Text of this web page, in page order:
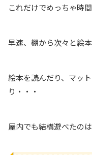
これだけでめっちゃ時
早速、棚から次々と絵
絵本を読んだり、マッ
り・・・
屋内でも結構遊べたの